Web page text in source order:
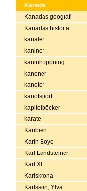
Kanada
Kanadas geografi
Kanadas historia
kanaler
kaniner
kaninhoppning
kanoner
kanoter
kanotsport
kapitelböcker
karate
Karibien
Karin Boye
Karl Landsteiner
Karl XII
Karlskrona
Karlsson, Ylva